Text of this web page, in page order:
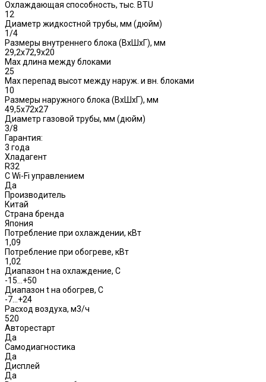
Охлаждающая способность, тыс. BTU
12
Диаметр жидкостной трубы, мм (дюйм)
1/4
Размеры внутреннего блока (ВхШхГ), мм
29,2x72,9x20
Max длина между блоками
25
Max перепад высот между наруж. и вн. блоками
10
Размеры наружного блока (ВхШхГ), мм
49,5x72x27
Диаметр газовой трубы, мм (дюйм)
3/8
Гарантия:
3 года
Хладагент
R32
С Wi-Fi управлением
Да
Производитель
Китай
Страна бренда
Япония
Потребление при охлаждении, кВт
1,09
Потребление при обогреве, кВт
1,02
Диапазон t на охлаждение, С
-15…+50
Диапазон t на обогрев, С
-7…+24
Расход воздуха, м3/ч
520
Авторестарт
Да
Самодиагностика
Да
Дисплей
Да